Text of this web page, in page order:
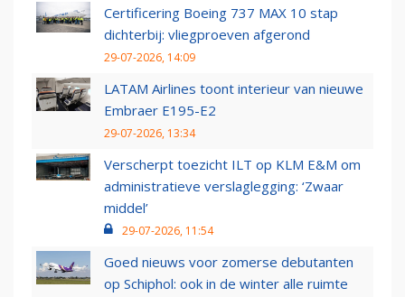
Certificering Boeing 737 MAX 10 stap
dichterbij: vliegproeven afgerond
29-07-2026, 14:09
LATAM Airlines toont interieur van nieuwe
Embraer E195-E2
29-07-2026, 13:34
Verscherpt toezicht ILT op KLM E&M om
administratieve verslaglegging: ‘Zwaar
middel’
29-07-2026, 11:54
Goed nieuws voor zomerse debutanten
op Schiphol: ook in de winter alle ruimte